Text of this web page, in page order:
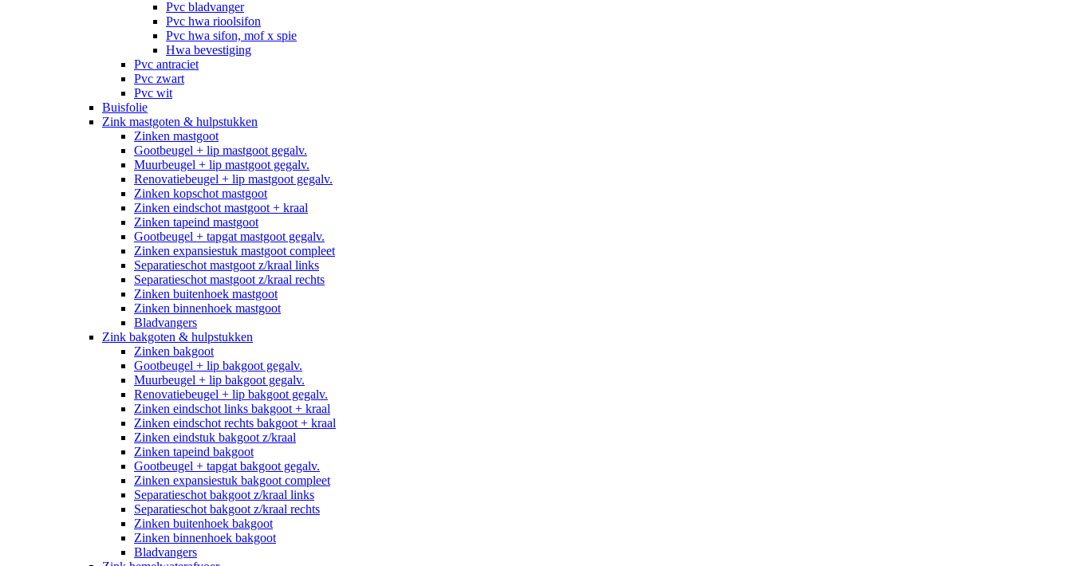
Pvc bladvanger
Pvc hwa rioolsifon
Pvc hwa sifon, mof x spie
Hwa bevestiging
Pvc antraciet
Pvc zwart
Pvc wit
Buisfolie
Zink mastgoten & hulpstukken
Zinken mastgoot
Gootbeugel + lip mastgoot gegalv.
Muurbeugel + lip mastgoot gegalv.
Renovatiebeugel + lip mastgoot gegalv.
Zinken kopschot mastgoot
Zinken eindschot mastgoot + kraal
Zinken tapeind mastgoot
Gootbeugel + tapgat mastgoot gegalv.
Zinken expansiestuk mastgoot compleet
Separatieschot mastgoot z/kraal links
Separatieschot mastgoot z/kraal rechts
Zinken buitenhoek mastgoot
Zinken binnenhoek mastgoot
Bladvangers
Zink bakgoten & hulpstukken
Zinken bakgoot
Gootbeugel + lip bakgoot gegalv.
Muurbeugel + lip bakgoot gegalv.
Renovatiebeugel + lip bakgoot gegalv.
Zinken eindschot links bakgoot + kraal
Zinken eindschot rechts bakgoot + kraal
Zinken eindstuk bakgoot z/kraal
Zinken tapeind bakgoot
Gootbeugel + tapgat bakgoot gegalv.
Zinken expansiestuk bakgoot compleet
Separatieschot bakgoot z/kraal links
Separatieschot bakgoot z/kraal rechts
Zinken buitenhoek bakgoot
Zinken binnenhoek bakgoot
Bladvangers